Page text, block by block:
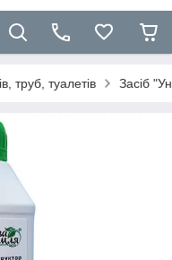
труб, туалетів Засіб